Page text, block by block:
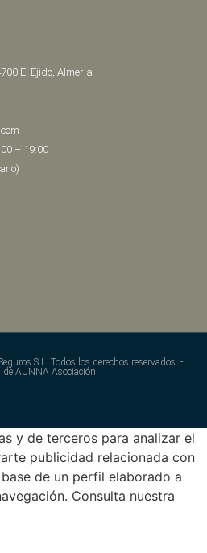
El Ejido, Almería
– 19:00
S.L. Todos los derechos reservados. -
de AUNNA Asociación
y de terceros para analizar el
publicidad relacionada con
de un perfil elaborado a
Consulta nuestra